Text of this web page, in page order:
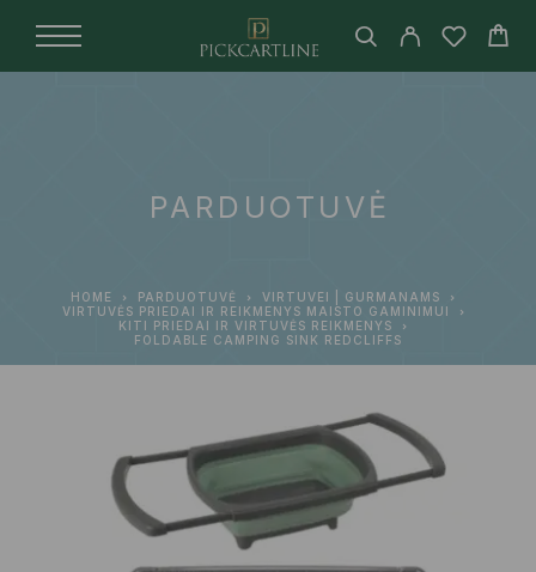
PARDUOTUVĖ
HOME PARDUOTUVĖ
VIRTUVEI | GURMANAMS
VIRTUVĖS PRIEDAI IR REIKMENYS MAISTO GAMINIMUI
KITI PRIEDAI IR VIRTUVĖS REIKMENYS
FOLDABLE CAMPING SINK REDCLIFFS